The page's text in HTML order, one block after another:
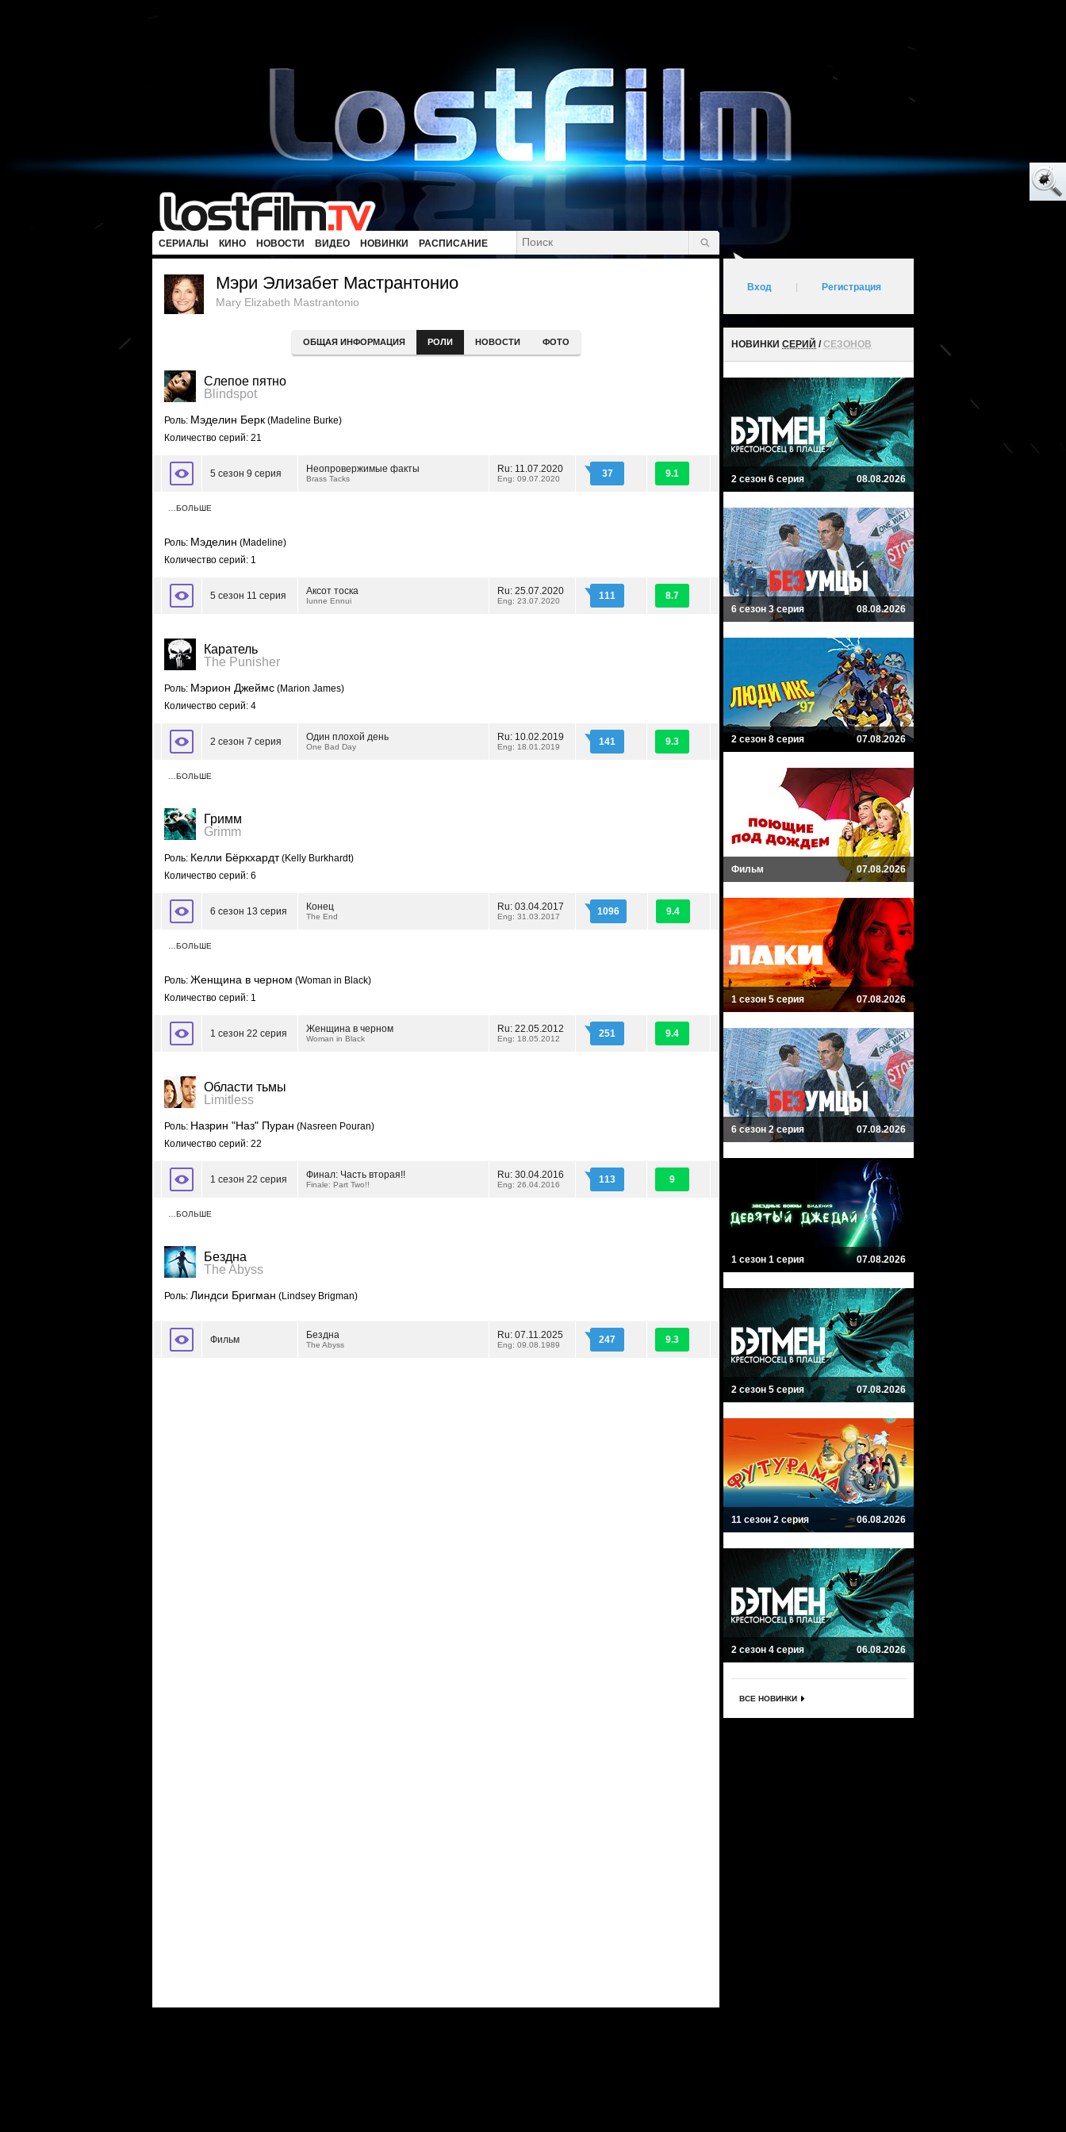
СЕРИАЛЫ КИНО НОВОСТИ ВИДЕО НОВИНКИ РАСПИСАНИЕ
Мэри Элизабет Мастрантонио
Mary Elizabeth Mastrantonio
ОБЩАЯ ИНФОРМАЦИЯ РОЛИ НОВОСТИ ФОТО
Слепое пятно
Blindspot
Роль: Мэделин Берк (Madeline Burke)
Количество серий: 21
5 сезон 9 серия Неопровержимые факты
Brass Tacks
Ru: 11.07.2020
Eng: 09.07.2020 37 9.1
…БОЛЬШЕ
Роль: Мэделин (Madeline)
Количество серий: 1
5 сезон 11 серия Аксот тоска
Iunne Ennui
Ru: 25.07.2020
Eng: 23.07.2020 111 8.7
Каратель
The Punisher
Роль: Мэрион Джеймс (Marion James)
Количество серий: 4
2 сезон 7 серия Один плохой день
One Bad Day
Ru: 10.02.2019
Eng: 18.01.2019 141 9.3
…БОЛЬШЕ
Гримм
Grimm
Роль: Келли Бёркхардт(Kelly Burkhardt)
Количество серий: 6
6 сезон 13 серия Конец
The End
Ru: 03.04.2017
Eng: 31.03.2017 1096 9.4
…БОЛЬШЕ
Роль: Женщина в черном (Woman in Black)
Количество серий: 1
1 сезон 22 серия Женщина в черном
Woman in Black
Ru: 22.05.2012
Eng: 18.05.2012 251 9.4
Области тьмы
Limitless
Роль: Назрин "Наз" Пуран (Nasreen Pouran)
Количество серий: 22
1 сезон 22 серия Финал: Часть вторая!!
Finale: Part Two!!
Ru: 30.04.2016
Eng: 26.04.2016 113 9
…БОЛЬШЕ
Бездна
The Abyss
Роль: Линдси Бригман (Lindsey Brigman)
Фильм Бездна
The Abyss
Ru: 07.11.2025
Eng: 09.08.1989 247 9.3
Вход Регистрация
НОВИНКИ СЕРИЙ /СЕЗОНОВ
2 сезон 6 серия 08.08.2026
6 сезон 3 серия 08.08.2026
2 сезон 8 серия 07.08.2026
Фильм 07.08.2026
1 сезон 5 серия 07.08.2026
6 сезон 2 серия 07.08.2026
1 сезон 1 серия 07.08.2026
2 сезон 5 серия 07.08.2026
11 сезон 2 серия 06.08.2026
2 сезон 4 серия 06.08.2026
ВСЕ НОВИНКИ